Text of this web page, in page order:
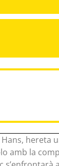
hereta
amb la